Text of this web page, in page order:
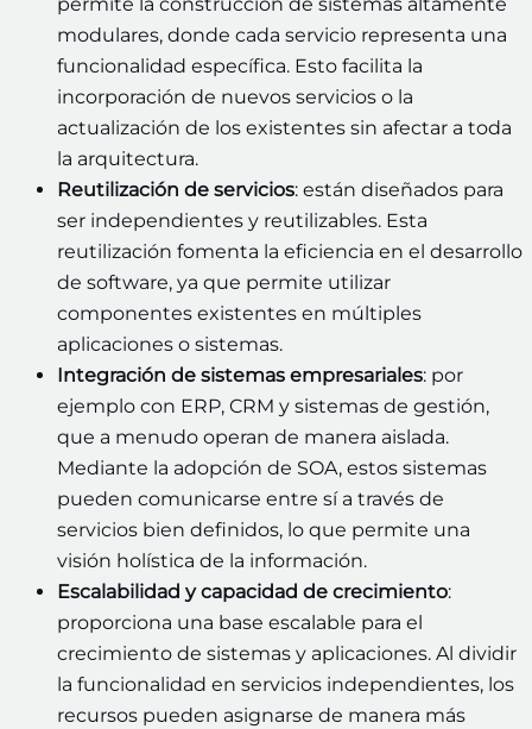
modulares, donde cada servicio representa una
funcionalidad específica. Esto facilita la
incorporación de nuevos servicios o la
actualización de los existentes sin afectar a toda
la arquitectura.
Reutilización de servicios: están diseñados para
ser independientes y reutilizables. Esta
reutilización fomenta la eficiencia en el desarrollo
de software, ya que permite utilizar
componentes existentes en múltiples
aplicaciones o sistemas.
Integración de sistemas empresariales: por
ejemplo con ERP, CRM y sistemas de gestión,
que a menudo operan de manera aislada.
Mediante la adopción de SOA, estos sistemas
pueden comunicarse entre sí a través de
servicios bien definidos, lo que permite una
visión holística de la información.
Escalabilidad y capacidad de crecimiento:
proporciona una base escalable para el
crecimiento de sistemas y aplicaciones. Al dividir
la funcionalidad en servicios independientes, los
recursos pueden asignarse de manera más